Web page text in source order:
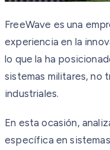
FreeWave es una
experiencia en la
lo que la ha
sistemas militares, no
industriales.
En esta ocasión,
específica en